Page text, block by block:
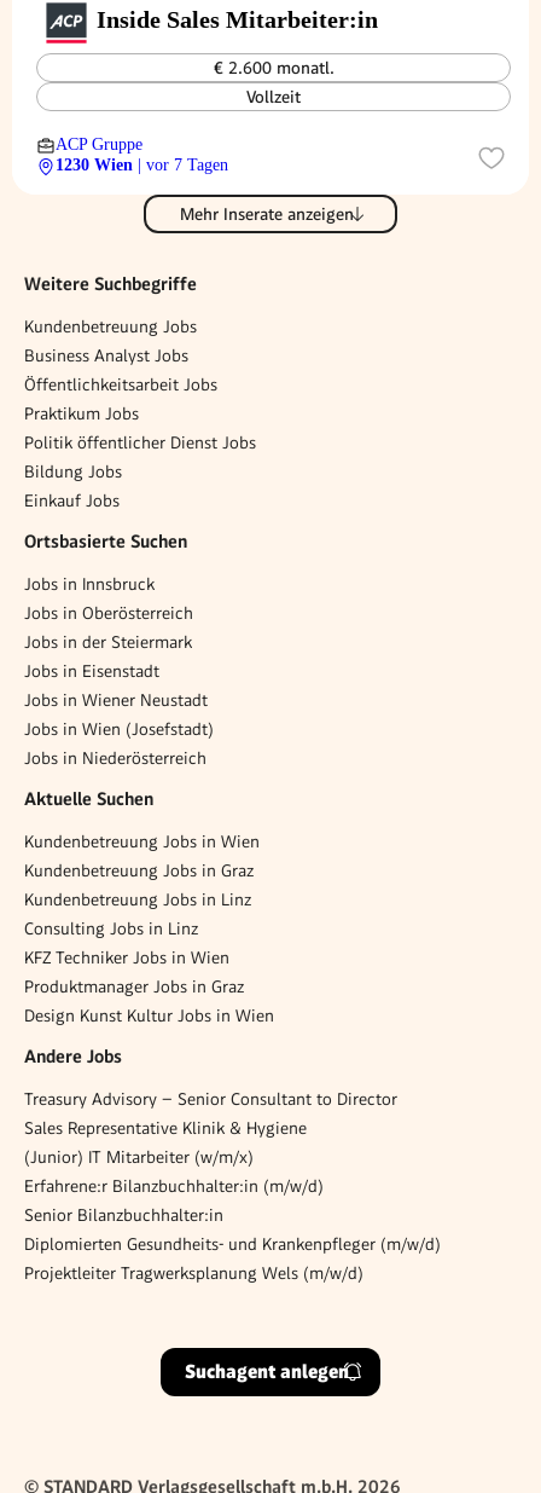
Inside Sales Mitarbeiter:in
€ 2.600 monatl.
Vollzeit
ACP Gruppe
1230 Wien
| vor 7 Tagen
Mehr Inserate anzeigen
Weitere Suchbegriffe
Kundenbetreuung Jobs
Business Analyst Jobs
Öffentlichkeitsarbeit Jobs
Praktikum Jobs
Politik öffentlicher Dienst Jobs
Bildung Jobs
Einkauf Jobs
Ortsbasierte Suchen
Jobs in Innsbruck
Jobs in Oberösterreich
Jobs in der Steiermark
Jobs in Eisenstadt
Jobs in Wiener Neustadt
Jobs in Wien (Josefstadt)
Jobs in Niederösterreich
Aktuelle Suchen
Kundenbetreuung Jobs in Wien
Kundenbetreuung Jobs in Graz
Kundenbetreuung Jobs in Linz
Consulting Jobs in Linz
KFZ Techniker Jobs in Wien
Produktmanager Jobs in Graz
Design Kunst Kultur Jobs in Wien
Andere Jobs
Treasury Advisory – Senior Consultant to Director
Sales Representative Klinik & Hygiene
(Junior) IT Mitarbeiter (w/m/x)
Erfahrene:r Bilanzbuchhalter:in (m/w/d)
Senior Bilanzbuchhalter:in
Diplomierten Gesundheits- und Krankenpfleger (m/w/d)
Projektleiter Tragwerksplanung Wels (m/w/d)
Suchagent anlegen
© STANDARD Verlagsgesellschaft m.b.H. 2026